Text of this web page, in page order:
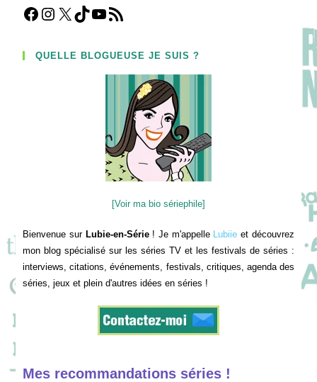
Facebook
Instagram
X TikTokYouTube
Flux RSS
QUELLE BLOGUEUSE JE SUIS ?
[Voir ma bio sériephile]
Bienvenue sur Lubie-en-Série! Je m'appelle Lubiie et découvrez
mon blog spécialisé sur les séries TV et les festivals de séries :
interviews, citations, événements, festivals, critiques, agenda des
séries, jeux et plein d'autres idées en séries !
Mes recommandations séries !